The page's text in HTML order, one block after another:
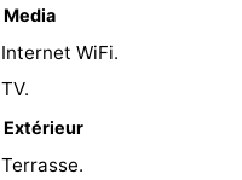
Media
Internet WiFi.
TV.
Extérieur
Terrasse.